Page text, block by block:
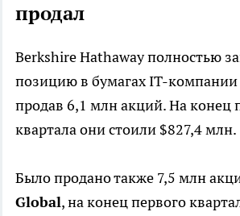
продал
Berkshire Hathaway полностью
позицию в бумагах IT-компании
продав 6,1 млн акций. На конец
квартала они стоили $827,4 млн.
Было продано также 7,5 млн
Global, на конец первого